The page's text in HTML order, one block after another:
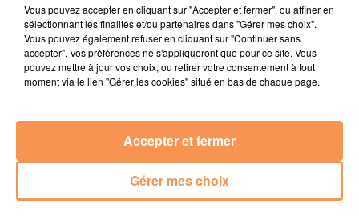
5h53
5h53
She Doesn't Mind
5h49
5h49
Breathe
5h46
5h46
Boosté
LE TOP
Vous pouvez accepter en cliquant sur "Accepter et fermer", ou affiner en
sélectionnant les finalités et/ou partenaires dans "Gérer mes choix".
Vous pouvez également refuser en cliquant sur "Continuer sans
accepter". Vos préférences ne s'appliqueront que pour ce site. Vous
pouvez mettre à jour vos choix, ou retirer votre consentement à tout
moment via le lien "Gérer les cookies" situé en bas de chaque page.
Gérer mes choix
Accepter et fermer